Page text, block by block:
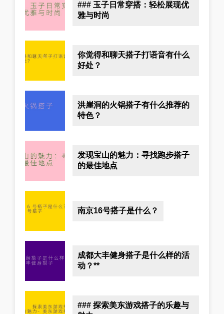
### 玉子日常穿搭：轻松展现优
雅与时尚
你觉得和聊天搭子打语音有什么
好处？
洪崖洞的火锅搭子有什么推荐的
特色？
发现宝山的魅力：寻找跑步搭子
的最佳地点
南京16号搭子是什么？
成都大丰健身搭子是什么样的活
动？**
### 探索美东游戏搭子的乐趣与